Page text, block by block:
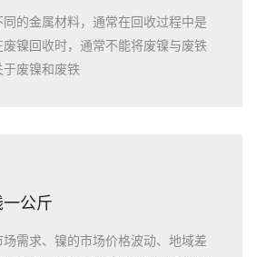
的金属材料，通常在回收过程中是
镍回收时，通常不能将废镍与废铁
于废镍和废铁
公斤
需求、镍的市场价格波动、地域差